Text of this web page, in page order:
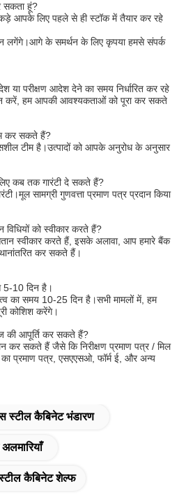
सकता हूं?
आपके लिए पहले से ही स्टॉक में तैयार कर रहे
लगेंगे।आगे के समर्थन के लिए कृपया हमसे संपर्क
या परीक्षण आदेश देने का समय निर्धारित कर रहे
करें, हम आपकी आवश्यकताओं को पूरा कर सकते
कर सकते हैं?
टीम है।उत्पादों को आपके अनुरोध के अनुसार
कब तक गारंटी दे सकते हैं?
सामग्री गुणवत्ता प्रमाण पत्र प्रदान किया
को स्वीकार करते हैं?
स्वीकार करते हैं, इसके अलावा, आप हमारे बैंक
कर सकते हैं।
5-10 दिन है।
का समय 10-25 दिन है।सभी मामलों में, हम
कोशिश करेंगे।
की आपूर्ति कर सकते हैं?
कर सकते हैं जैसे कि निरीक्षण प्रमाण पत्र / मिल
का प्रमाण पत्र, एसएएसओ, फॉर्म ई, और अन्य
स्टील कैबिनेट भंडारण
अलमारियाँ
कैबिनेट शेल्फ